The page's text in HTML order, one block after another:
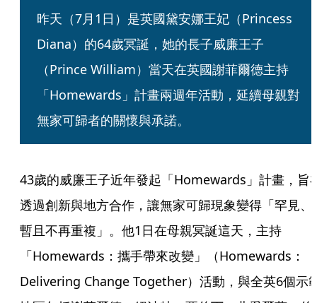
昨天（7月1日）是英國黛安娜王妃（Princess
Diana）的64歲冥誕，她的長子威廉王子
（Prince William）當天在英國謝菲爾德主持
「Homewards」計畫兩週年活動，延續母親對
無家可歸者的關懷與承諾。
43歲的威廉王子近年發起「Homewards」計畫，旨
透過創新與地方合作，讓無家可歸現象變得「罕見、
暫且不再重複」。他1日在母親冥誕這天，主持
「Homewards：攜手帶來改變」（Homewards：
Delivering Change Together）活動，與全英6個示